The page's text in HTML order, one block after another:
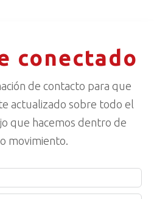
conectado
de contacto para que
actualizado sobre todo el
que hacemos dentro de
movimiento.